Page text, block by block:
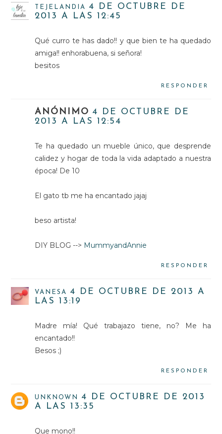
TEJELANDIA
4 DE OCTUBRE DE
2013 A LAS 12:45
Qué curro te has dado!! y que bien te ha quedado
amiga!! enhorabuena, si señora!
besitos
RESPONDER
ANÓNIMO 4 DE OCTUBRE DE
2013 A LAS 12:54
Te ha quedado un mueble único, que desprende
calidez y hogar de toda la vida adaptado a nuestra
época! De 10
El gato tb me ha encantado jajaj
beso artista!
DIY BLOG --> MummyandAnnie
RESPONDER
VANESA
4 DE OCTUBRE DE 2013 A
LAS 13:19
Madre mía! Qué trabajazo tiene, no? Me ha
encantado!!
Besos ;)
RESPONDER
UNKNOWN
4 DE OCTUBRE DE 2013
A LAS 13:35
Que mono!!